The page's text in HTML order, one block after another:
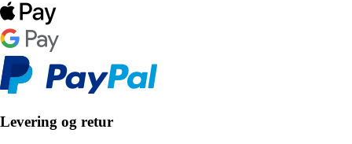
Levering og retur